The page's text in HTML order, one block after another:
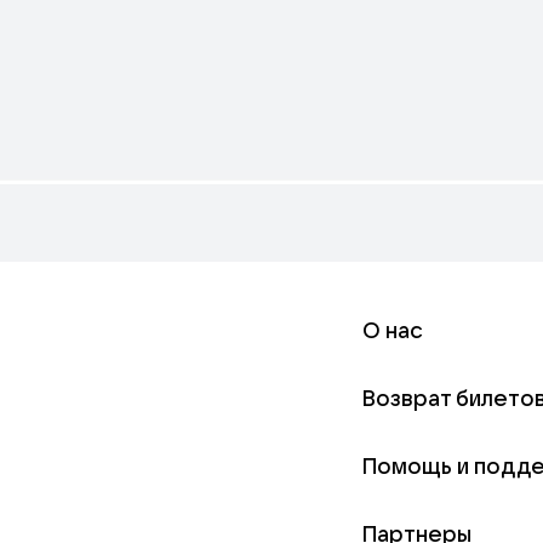
О нас
Возврат
Помощь и
Партнеры